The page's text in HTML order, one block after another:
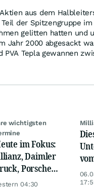
aus dem
der Spitzengruppe
gelitten hatten und
Jahr 2000 abgesackt
Tepla gewannen
wichtigsten
im Fokus:
Daimler
Porsche
Holding
04:30